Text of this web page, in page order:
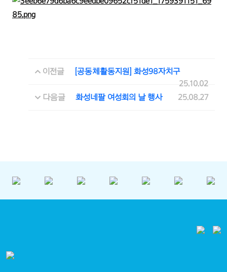
이전글
[공동체활동지원] 화성98자치구
25.10.02
다음글
화성네팔 여성회의 날 행사 25.08.27